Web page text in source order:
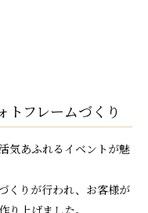
トフレームづくり
気あふれるイベントが魅
くりが行われ、お客様が
り上げました。